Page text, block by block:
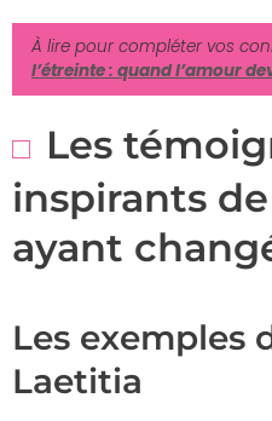
À lire pour compléter vos
l’étreinte : quand l’amour
Les
inspirants
ayant
Les exemples
Laetitia